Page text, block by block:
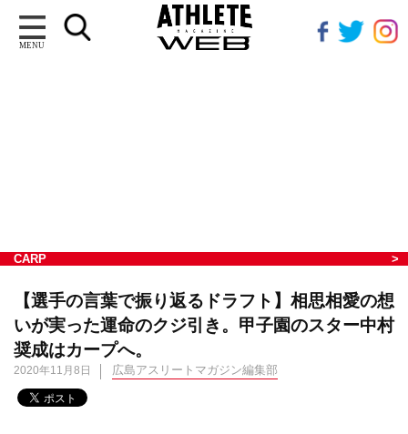
MENU
CARP
【選手の言葉で振り返るドラフト】相思相愛の想
いが実った運命のクジ引き。甲子園のスター中村
奨成はカープへ。
2020年11月8日 広島アスリートマガジン編集部